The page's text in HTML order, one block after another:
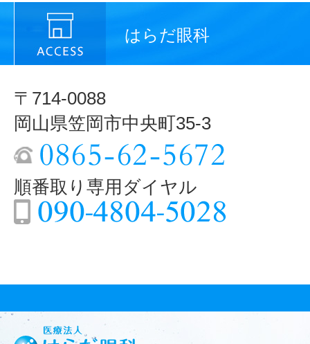
はらだ眼科
〒714-0088
岡山県笠岡市中央町35-3
順番取り専用ダイヤル